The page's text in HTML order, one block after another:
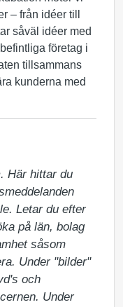
– från idéer till
såväl idéer med
företag i
tillsammans
kunderna med
Här hittar du
Letar du efter
på län, bolag
såsom
Under "bilder"
och
Under